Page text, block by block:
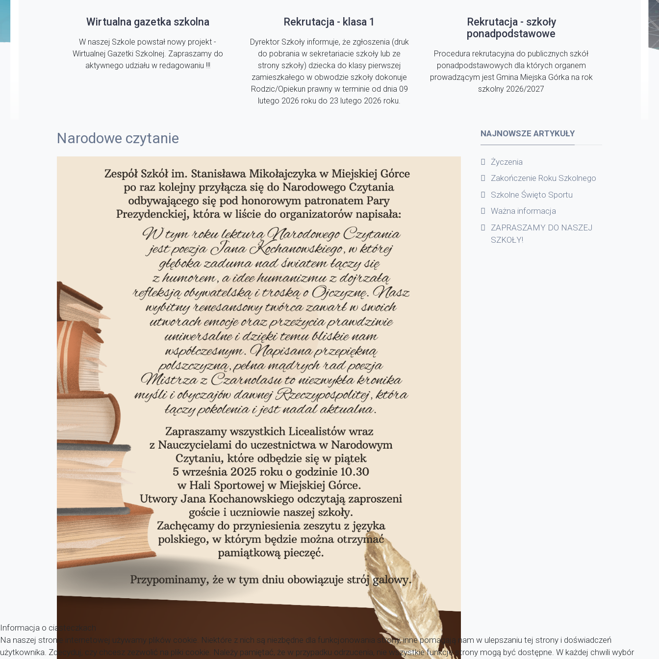
Wirtualna gazetka szkolna
W naszej Szkole powstał nowy projekt -
Wirtualnej Gazetki Szkolnej. Zapraszamy do
aktywnego udziału w redagowaniu !!!
Rekrutacja - klasa 1
Dyrektor Szkoły informuje, że zgłoszenia (druk
do pobrania w sekretariacie szkoły lub ze
strony szkoły) dziecka do klasy pierwszej
zamieszkałego w obwodzie szkoły dokonuje
Rodzic/Opiekun prawny w terminie od dnia 09
lutego 2026 roku do 23 lutego 2026 roku.
Rekrutacja - szkoły
ponadpodstawowe
Procedura rekrutacyjna do publicznych szkół
ponadpodstawowych dla których organem
prowadzącym jest Gmina Miejska Górka na rok
szkolny 2026/2027
Narodowe czytanie NAJNOWSZE ARTYKUŁY
Życzenia
Zakończenie Roku Szkolnego
Szkolne Święto Sportu
Ważna informacja
ZAPRASZAMY DO NASZEJ
SZKOŁY!
Informacja o ciasteczkach
Na naszej stronie internetowej używamy plików cookie. Niektóre z nich są niezbędne dla funkcjonowania strony, inne pomagają nam w ulepszaniu tej strony i doświadczeń
użytkownika. Zdecyduj, czy chcesz zezwolić na pliki cookie. Należy pamiętać, że w przypadku odrzucenia, nie wszystkie funkcje strony mogą być dostępne. W każdej chwili wybór